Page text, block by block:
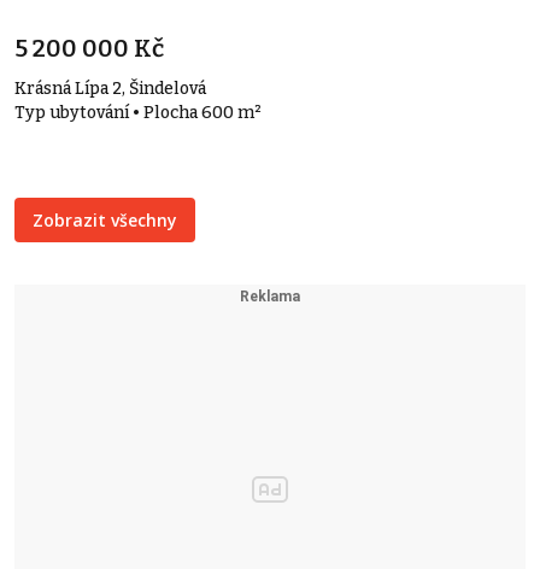
5 200 000 Kč
Krásná Lípa 2, Šindelová
Typ ubytování • Plocha 600 m²
Zobrazit všechny